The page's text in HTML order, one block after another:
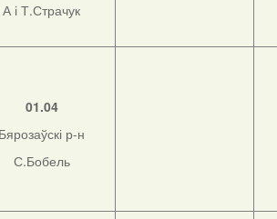
А і Т.Страчук
01.04
Бярозаўскі р-н
С.Бобель